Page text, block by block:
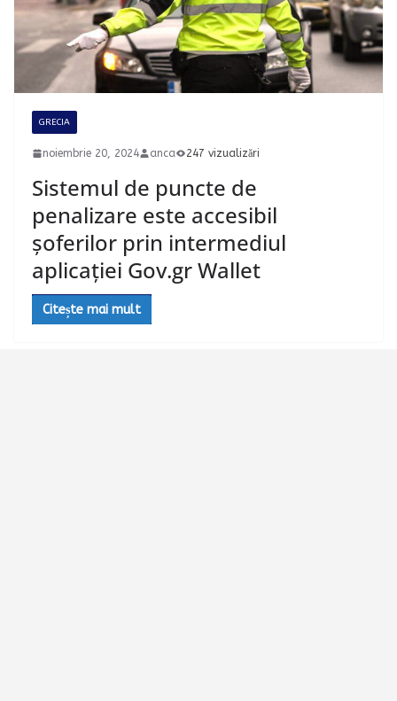
GRECIA
noiembrie 20, 2024 anca 247 vizualizări
Sistemul de puncte de
penalizare este accesibil
șoferilor prin intermediul
aplicației Gov.gr Wallet
Citește mai mult